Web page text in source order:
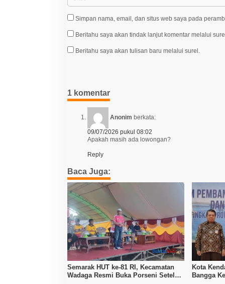
Simpan nama, email, dan situs web saya pada
Beritahu saya akan tindak lanjut komentar melalui
Beritahu saya akan tulisan baru melalui surel.
1 komentar
Anonim berkata:
09/07/2026 pukul 08:02
Apakah masih ada lowongan?
Reply
Baca Juga:
Semarak HUT ke-81 RI, Kecamatan
Wadaga Resmi Buka Porseni Setelah
Kota
Bangga